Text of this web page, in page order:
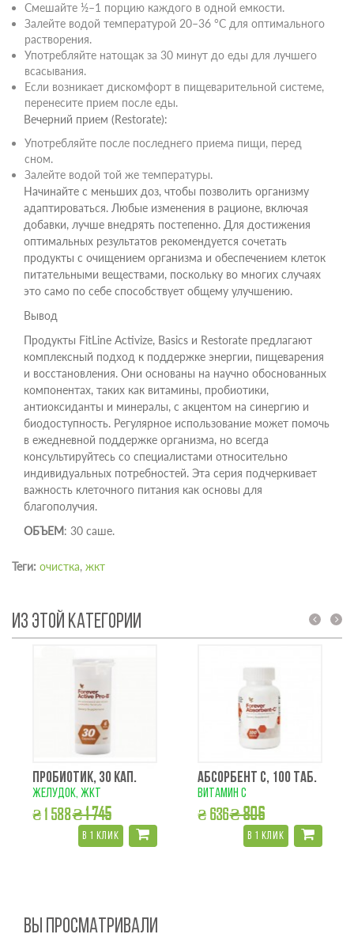
Смешайте ½–1 порцию каждого в одной емкости.
Залейте водой температурой 20–36 °C для оптимального
растворения.
Употребляйте натощак за 30 минут до еды для лучшего
всасывания.
Если возникает дискомфорт в пищеварительной системе,
перенесите прием после еды.
Вечерний прием (Restorate):
Употребляйте после последнего приема пищи, перед
сном.
Залейте водой той же температуры.
Начинайте с меньших доз, чтобы позволить организму
адаптироваться. Любые изменения в рационе, включая
добавки, лучше внедрять постепенно. Для достижения
оптимальных результатов рекомендуется сочетать
продукты с очищением организма и обеспечением клеток
питательными веществами, поскольку во многих случаях
это само по себе способствует общему улучшению.
Вывод
Продукты FitLine Activize, Basics и Restorate предлагают
комплексный подход к поддержке энергии, пищеварения
и восстановления. Они основаны на научно обоснованных
компонентах, таких как витамины, пробиотики,
антиоксиданты и минералы, с акцентом на синергию и
биодоступность. Регулярное использование может помочь
в ежедневной поддержке организма, но всегда
консультируйтесь со специалистами относительно
индивидуальных потребностей. Эта серия подчеркивает
важность клеточного питания как основы для
благополучия.
ОБЪЕМ: 30 саше.
Теги: очистка, жкт
ИЗ ЭТОЙ КАТЕГОРИИ
ПРОБИОТИК, 30 КАП.
желудок, жкт
₴ 1 588₴ 1 745
в 1 клик
АБСОРБЕНТ С, 100 ТАБ.
витамин с
₴ 636₴ 806
в 1 клик
prev next
ВЫ ПРОСМАТРИВАЛИ